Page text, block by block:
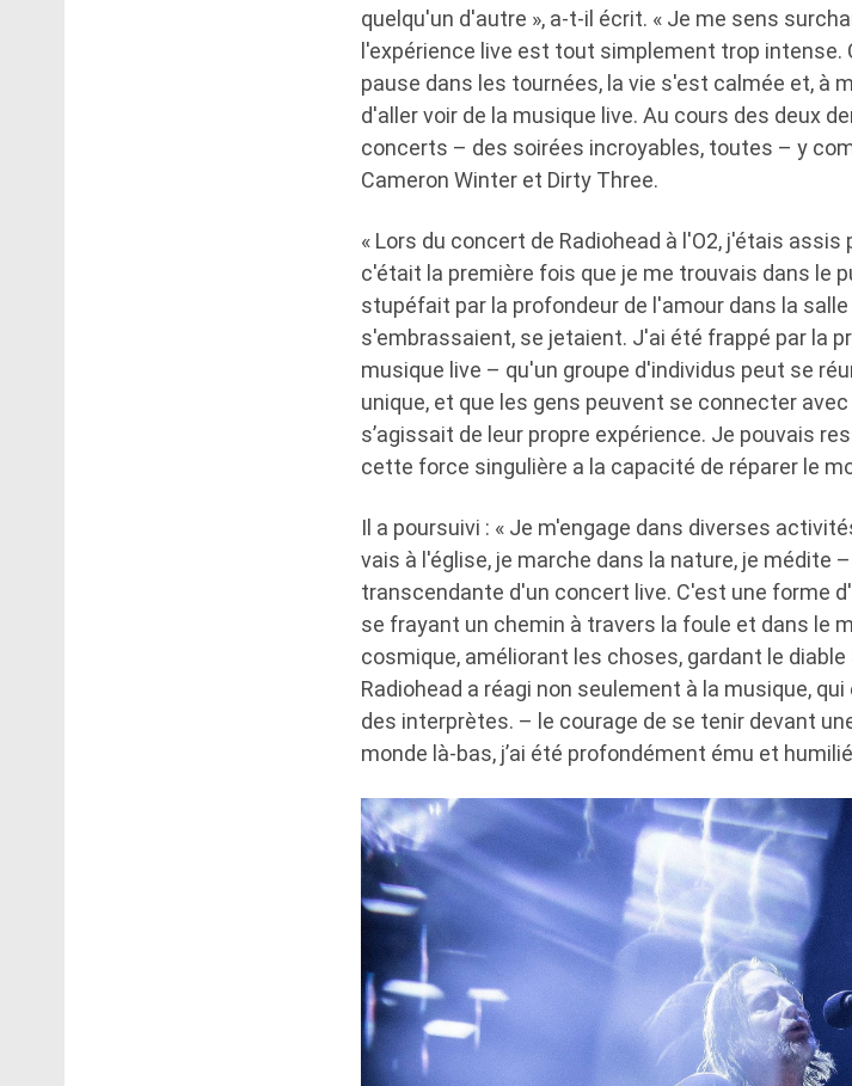
quelqu'un d'autre », a-t-il écrit. « Je me sens
l'expérience live est tout simplement trop intense.
pause dans les tournées, la vie s'est calmée et, à
d'aller voir de la musique live. Au cours des deux
concerts – des soirées incroyables, toutes – y
Cameron Winter et Dirty Three.
« Lors du concert de Radiohead à l'O2, j'étais
c'était la première fois que je me trouvais dans le
stupéfait par la profondeur de l'amour dans la
s'embrassaient, se jetaient. J'ai été frappé par la
musique live – qu'un groupe d'individus peut se
unique, et que les gens peuvent se connecter
s’agissait de leur propre expérience. Je pouvais
cette force singulière a la capacité de réparer le
Il a poursuivi : « Je m'engage dans diverses
vais à l'église, je marche dans la nature, je médite
transcendante d'un concert live. C'est une forme
se frayant un chemin à travers la foule et dans le
cosmique, améliorant les choses, gardant le
Radiohead a réagi non seulement à la musique,
des interprètes. – le courage de se tenir devant
monde là-bas, j’ai été profondément ému et